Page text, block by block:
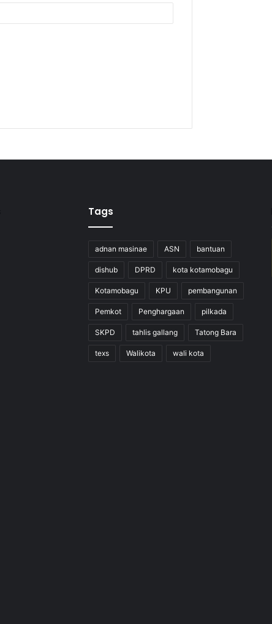
Tags
adnan masinae ASN bantuan
dishub DPRD kota kotamobagu
Kotamobagu KPU pembangunan
Pemkot Penghargaan pilkada
SKPD tahlis gallang Tatong Bara
texs Walikota wali kota